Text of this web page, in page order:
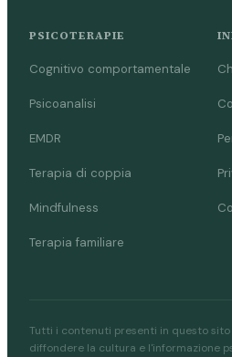
PSICOTERAPIE
Cognitivo comportamentale
Psicoanalisi
EMDR
Terapia di coppia
Mindfulness
Terapia familiare
Tutti i contenuti presenti in questo
diffondere la cultura e l'informazione